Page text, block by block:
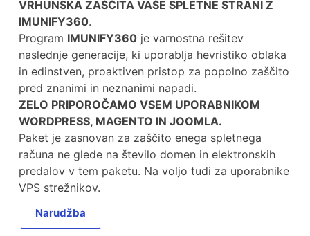
VRHUNSKA ZAŠČITA VAŠE SPLETNE STRANI Z
IMUNIFY360.
Program IMUNIFY360 je varnostna rešitev
naslednje generacije, ki uporablja hevristiko oblaka
in edinstven, proaktiven pristop za popolno zaščito
pred znanimi in neznanimi napadi.
ZELO PRIPOROČAMO VSEM UPORABNIKOM
WORDPRESS, MAGENTO IN JOOMLA.
Paket je zasnovan za zaščito enega spletnega
računa ne glede na število domen in elektronskih
predalov v tem paketu. Na voljo tudi za uporabnike
VPS strežnikov.
Narudžba